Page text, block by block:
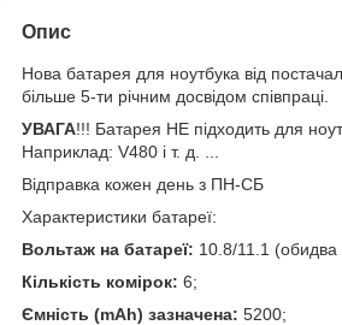
Опис
Нова батарея для ноутбука від
більше 5-ти річним досвідом співпраці.
УВАГА!!! Батарея НЕ підходить для
Наприклад: V480 і т. д. ...
Відправка кожен день з ПН-СБ
Характеристики батареї:
Вольтаж на батареї: 10.8/11.1 (обидва
Кількість комірок: 6;
Ємність (mAh) зазначена: 5200;